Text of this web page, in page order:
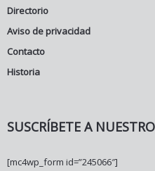
Directorio
Aviso de privacidad
Contacto
Historia
SUSCRÍBETE A
[mc4wp_form id=”245066″]